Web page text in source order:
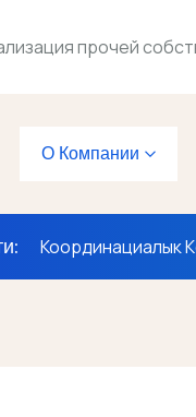
прочей
О Компании
Координациалык